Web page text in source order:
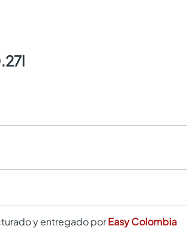
y entregado porEasy Colombia